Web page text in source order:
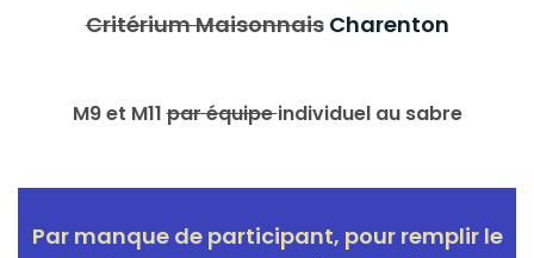
Critérium MaisonnaisCharenton
M9 et M11par équipeindividuel au sabre
Par manque de participant, pour remplir le